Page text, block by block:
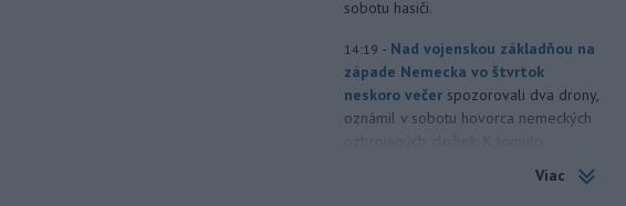
sobotu hasiči.
14:19 - Nad vojenskou základňou na
západe Nemecka vo štvrtok
neskoro večer spozorovali dva drony,
oznámil v sobotu hovorca nemeckých
incidentu došlo po tom, čo v noci na
stredu objavili dron vybavený
Viac